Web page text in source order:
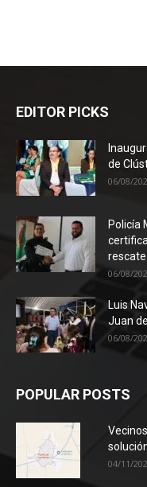
EDITOR PICKS
de
06/08/
Policía
rescate...
06/08/
Luis
Juan
06/08/
POPULAR POSTS
04/11/